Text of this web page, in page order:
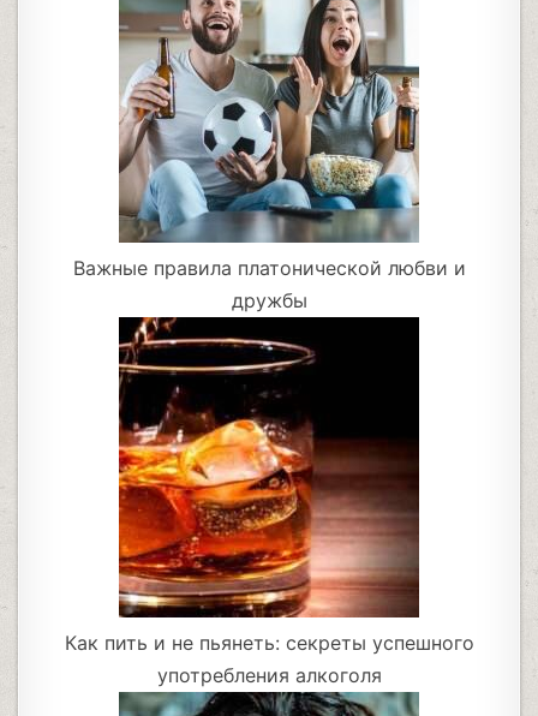
Важные правила платонической любви и
дружбы
Как пить и не пьянеть: секреты успешного
употребления алкоголя